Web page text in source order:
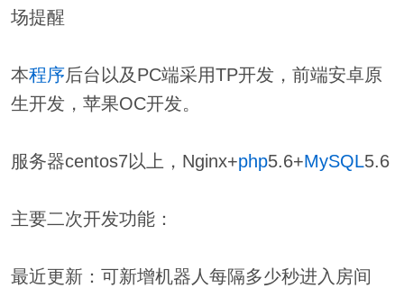
场提醒
本程序后台以及PC端采用TP开发，前端安卓原
生开发，苹果OC开发。
服务器centos7以上，Nginx+php5.6+MySQL5.6
主要二次开发功能：
最近更新：可新增机器人每隔多少秒进入房间